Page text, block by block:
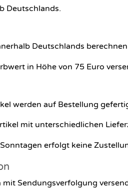
Deutschlands.
Deutschlands
in Höhe von 75 Euro
werden auf Bestellung
mit unterschiedlichen
erfolgt keine
Sendungsverfolgung